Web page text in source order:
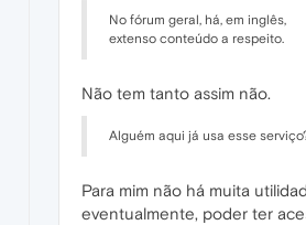
No fórum geral, há, em inglês,
extenso conteúdo a respeito.
Não tem tanto assim não.
Alguém aqui já usa esse
Para mim não há muita
eventualmente, poder ter